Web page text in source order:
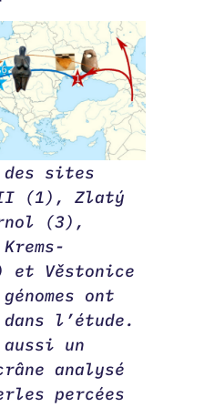
sites
(1), Zlatý
(3),
et Věstonice
ont
l’étude.
aussi un
analysé
percées